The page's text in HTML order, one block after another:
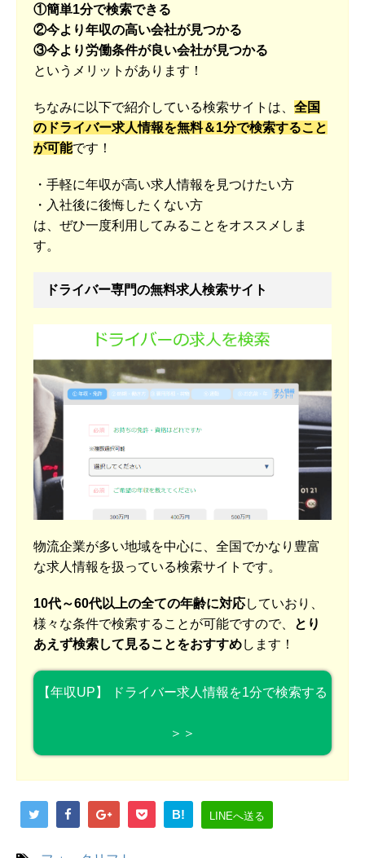
①簡単1分で検索できる
②今より年収の高い会社が見つかる
③今より労働条件が良い会社が見つかる
というメリットがあります！
ちなみに以下で紹介している検索サイトは、 全国
のドライバー求人情報を無料＆1分で検索すること
が可能です！
・手軽に年収が高い求人情報を見つけたい方
・入社後に後悔したくない方
は、ぜひ一度利用してみることをオススメしま
す。
ドライバー専門の無料求人検索サイト
物流企業が多い地域を中心に、全国でかなり豊富
な求人情報を扱っている検索サイトです。
10代～60代以上の全ての年齢に対応していおり、
様々な条件で検索することが可能ですので、
とり
あえず検索して見ることをおすすめします！
【年収UP】 ドライバー求人情報を1分で検索する
＞＞
B! LINEへ送る